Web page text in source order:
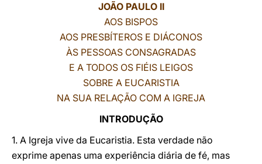
JOÃO PAULO II
AOS BISPOS
AOS PRESBÍTEROS E DIÁCONOS
ÀS PESSOAS CONSAGRADAS
E A TODOS OS FIÉIS LEIGOS
SOBRE A EUCARISTIA
NA SUA RELAÇÃO COM A IGREJA
INTRODUÇÃO
1. A Igreja vive da Eucaristia. Esta verdade não
exprime apenas uma experiência diária de fé, mas